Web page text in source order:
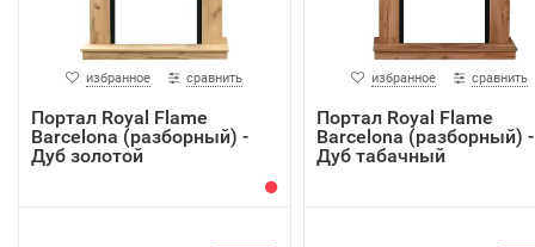
избранное сравнить
Портал Royal Flame
Barcelona (разборный) -
Дуб золотой
избранное сравнить
Портал Royal Flame
Barcelona (разборный) -
Дуб табачный